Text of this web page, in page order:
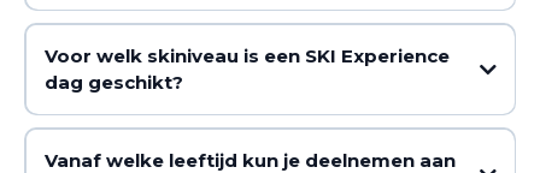
Voor welk skiniveau is een SKI Experience
dag geschikt?
Vanaf welke leeftijd kun je deelnemen aan